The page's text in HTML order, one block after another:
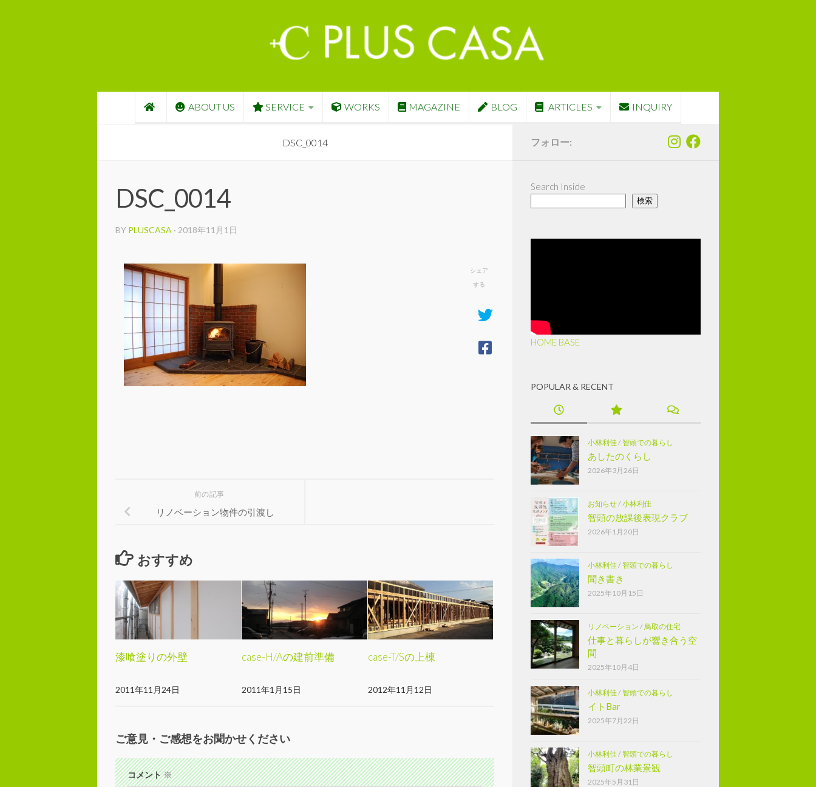
ABOUT US SERVICE WORKS MAGAZINE BLOG ARTICLES INQUIRY
DSC_0014
DSC_0014
BY PLUSCASA · 2018年11月1日
シェア
する
前の記事
リノベーション物件の引渡し
おすすめ
漆喰塗りの外壁
2011年11月24日
case-H/Aの建前準備
2011年1月15日
case-T/Sの上棟
2012年11月12日
ご意見・ご感想をお聞かせください
コメント※
フォロー:
Search Inside
検索
HOME BASE
POPULAR & RECENT
小林利佳/智頭での暮らし
あしたのくらし
2026年3月26日
お知らせ/小林利佳
智頭の放課後表現クラブ
2026年1月20日
小林利佳/智頭での暮らし
聞き書き
2025年10月15日
リノベーション / 鳥取の住宅
仕事と暮らしが響き合う空
間
2025年10月4日
小林利佳/智頭での暮らし
イトBar
2025年7月22日
小林利佳/智頭での暮らし
智頭町の林業景観
2025年5月31日